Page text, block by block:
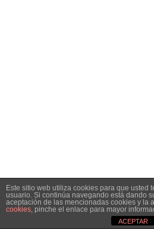
| Funciona gracias
Este sitio web utiliza cookies para que usted
usuario. Si continúa navegando está dando
aceptación de las mencionadas cookies y la
cookies, pinche el enlace para mayor
ACEPTAR